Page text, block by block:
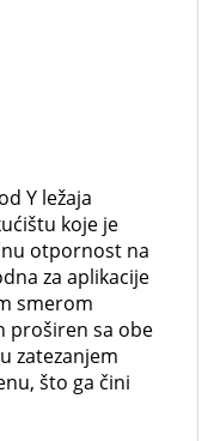
Y ležaja
koje je
otpornost na
za aplikacije
smerom
proširen sa obe
zatezanjem
što ga čini